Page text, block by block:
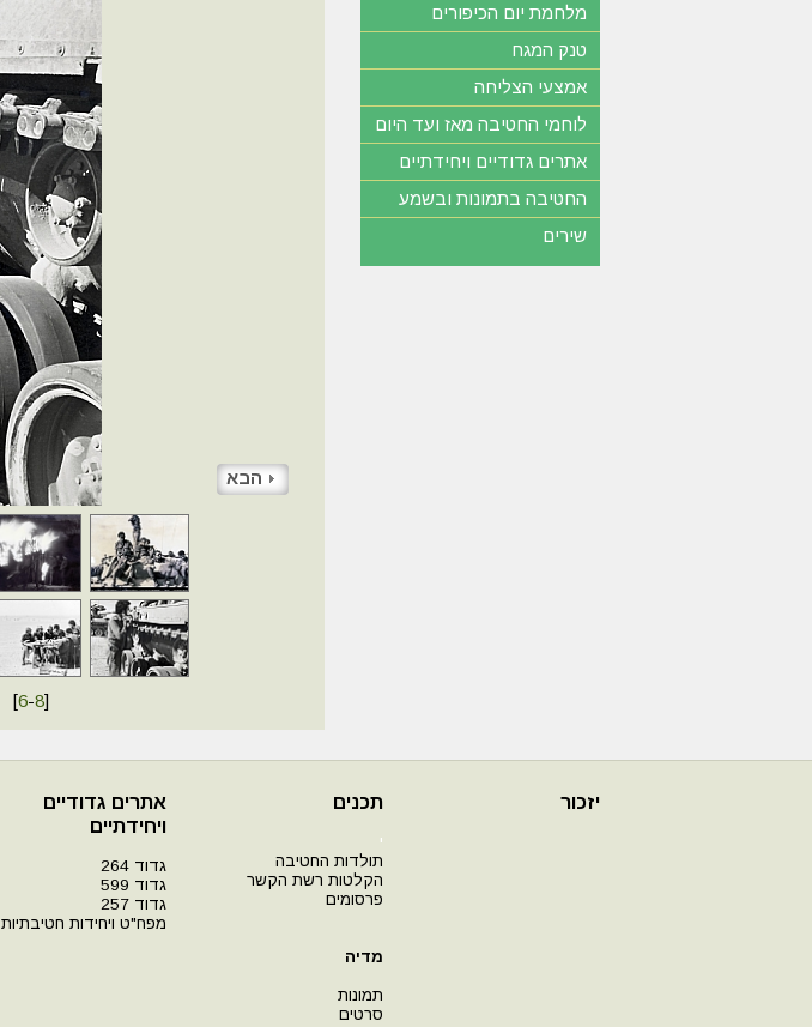
הבא
[6-8]
מלחמת יום הכיפורים
טנק המגח
אמצעי הצליחה
לוחמי החטיבה מאז ועד היום
אתרים גדודיים ויחידתיים
החטיבה בתמונות ובשמע
שירים
יזכור תכנים
י
תולדות החטיבה
הקלטות רשת הקשר
פרסומים
מדיה
תמונות
סרטים
אתרים גדודיים
ויחידתיים
גדוד 264
גדוד 599
גדוד 257
מפח"ט ויחידות חטיבתיות